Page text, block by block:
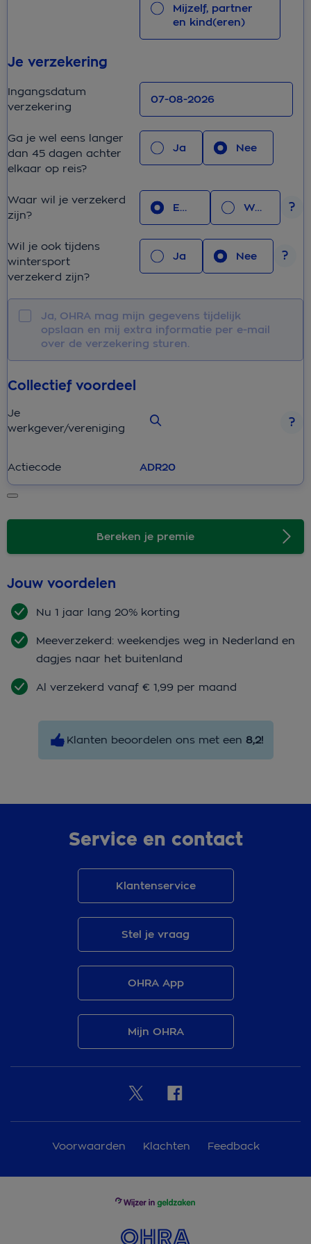
Mijzelf, partner
en kind(eren)
Je verzekering
Ingangsdatum
verzekering
Ga je wel eens langer
dan 45 dagen achter
elkaar op reis?
Ja Nee
Waar wil je verzekerd
zijn?
Europa Wereld
Wil je ook tijdens
wintersport
verzekerd zijn?
Ja Nee
Ja, OHRA mag mijn gegevens tijdelijk
opslaan en mij extra informatie per e-mail
over de verzekering sturen.
Collectief voordeel
Je
werkgever/vereniging
Actiecode
Bereken je premie
Jouw voordelen
Nu 1 jaar lang 20% korting
Meeverzekerd: weekendjes weg in Nederland en
dagjes naar het buitenland
Al verzekerd vanaf € 1,99 per maand
Klanten beoordelen ons met een 8,2!
Service en contact
Klantenservice
Stel je vraag
OHRA App
Mijn OHRA
Voorwaarden Klachten Feedback